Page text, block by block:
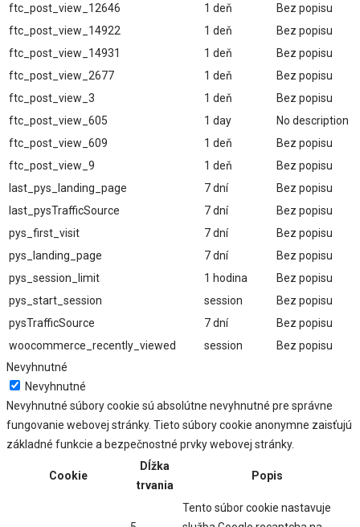
ftc_post_view_12646
1 deň
Bez popisu
ftc_post_view_14922
1 deň
Bez popisu
ftc_post_view_14931
1 deň
Bez popisu
ftc_post_view_2677
1 deň
Bez popisu
ftc_post_view_3
1 deň
Bez popisu
ftc_post_view_605
1 day
No description
ftc_post_view_609
1 deň
Bez popisu
ftc_post_view_9
1 deň
Bez popisu
last_pys_landing_page
7 dní
Bez popisu
last_pysTrafficSource
7 dní
Bez popisu
pys_first_visit
7 dní
Bez popisu
pys_landing_page
7 dní
Bez popisu
pys_session_limit
1 hodina
Bez popisu
pys_start_session
session
Bez popisu
pysTrafficSource
7 dní
Bez popisu
woocommerce_recently_viewed
session
Bez popisu
Nevyhnutné
Nevyhnutné
Nevyhnutné súbory cookie sú absolútne nevyhnutné pre správne
fungovanie webovej stránky. Tieto súbory cookie anonymne zaisťujú
základné funkcie a bezpečnostné prvky webovej stránky.
Cookie
Dĺžka
trvania
Popis
Tento súbor cookie nastavuje